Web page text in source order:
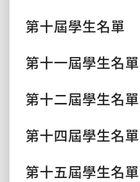
第十屆學生名單
第十一屆學生名單
第十二屆學生名單
第十四屆學生名單
第十五屆學生名單